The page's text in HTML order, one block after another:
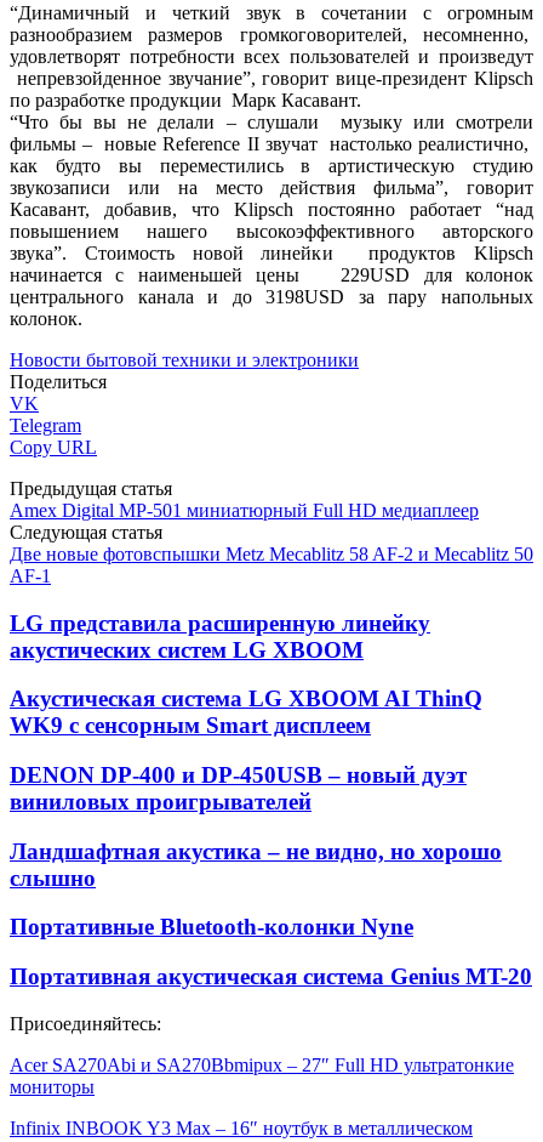
“Динамичный и четкий звук в сочетании с огромным
разнообразием размеров громкоговорителей, несомненно,
удовлетворят потребности всех пользователей и произведут
непревзойденное звучание”, говорит вице-президент Klipsch
по разработке продукции Марк Касавант.
“Что бы вы не делали – слушали музыку или смотрели
фильмы – новые Reference II звучат настолько реалистично,
как будто вы переместились в артистическую студию
звукозаписи или на место действия фильма”, говорит
Касавант, добавив, что Klipsch постоянно работает “над
повышением нашего высокоэффективного авторского
звука”. Стоимость новой линейки продуктов Klipsch
начинается с наименьшей цены 229USD для колонок
центрального канала и до 3198USD за пару напольных
колонок.
Новости бытовой техники и электроники
Поделиться
VK
Telegram
Copy URL
Предыдущая статья
Amex Digital MP-501 миниатюрный Full HD медиаплеер
Следующая статья
Две новые фотовспышки Metz Mecablitz 58 AF-2 и Mecablitz 50
AF-1
LG представила расширенную линейку
акустических систем LG XBOOM
Акустическая система LG XBOOM AI ThinQ
WK9 с сенсорным Smart дисплеем
DENON DP-400 и DP-450USB – новый дуэт
виниловых проигрывателей
Ландшафтная акустика – не видно, но хорошо
слышно
Портативные Bluetooth-колонки Nyne
Портативная акустическая система Genius MT-20
Присоединяйтесь:
Acer SA270Abi и SA270Bbmipux – 27″ Full HD ультратонкие
мониторы
Infinix INBOOK Y3 Max – 16″ ноутбук в металлическом